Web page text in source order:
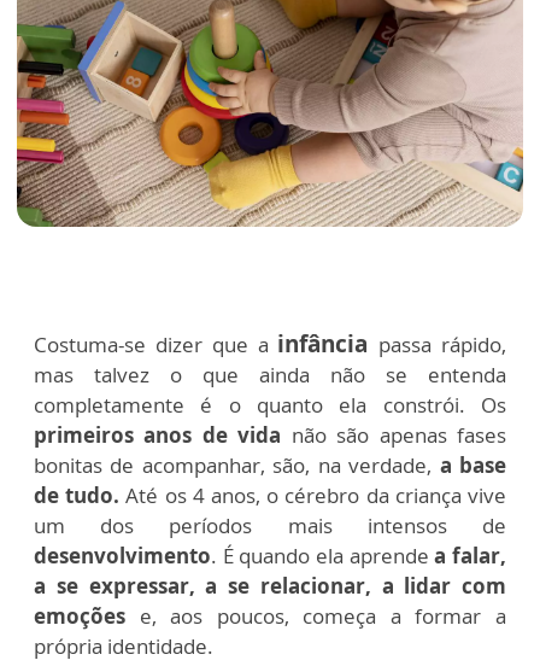
Costuma-se dizer que a infância passa rápido,
mas talvez o que ainda não se entenda
completamente é o quanto ela constrói. Os
primeiros anos de vida não são apenas fases
bonitas de acompanhar, são, na verdade, a base
de tudo. Até os 4 anos, o cérebro da criança vive
um dos períodos mais intensos de
desenvolvimento. É quando ela aprendea falar,
a se expressar, a se relacionar, a lidar com
emoções e, aos poucos, começa a formar a
própria identidade.